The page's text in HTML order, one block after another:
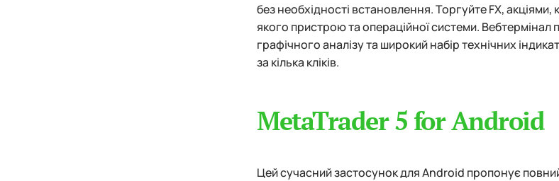
без необхідності встановлення. Торгуйте FX,
якого пристрою та операційної системи. Вебтермінал
графічного аналізу та широкий набір технічних
за кілька кліків.
MetaTrader 5 for Android
Цей сучасний застосунок для Android пропонує